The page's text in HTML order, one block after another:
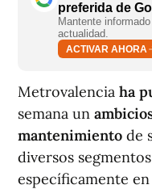
preferida de
Mantente
actualidad.
ACTIVAR AHORA
Metrovalencia ha
semana un
mantenimiento de
diversos
específicamente en